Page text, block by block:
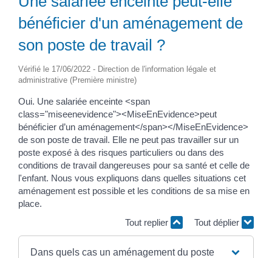
bénéficier d'un aménagement de
son poste de travail ?
Vérifié le 17/06/2022 - Direction de l'information légale et
administrative (Première ministre)
Oui. Une salariée enceinte <span
class="miseenevidence"><MiseEnEvidence>peut
bénéficier d’un aménagement</span></MiseEnEvidence>
de son poste de travail. Elle ne peut pas travailler sur un
poste exposé à des risques particuliers ou dans des
conditions de travail dangereuses pour sa santé et celle de
l'enfant. Nous vous expliquons dans quelles situations cet
aménagement est possible et les conditions de sa mise en
place.
Tout replier
Tout déplier
Dans quels cas un aménagement du poste